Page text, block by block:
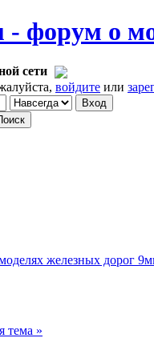
сети
войдите или
железных дорог
тема »